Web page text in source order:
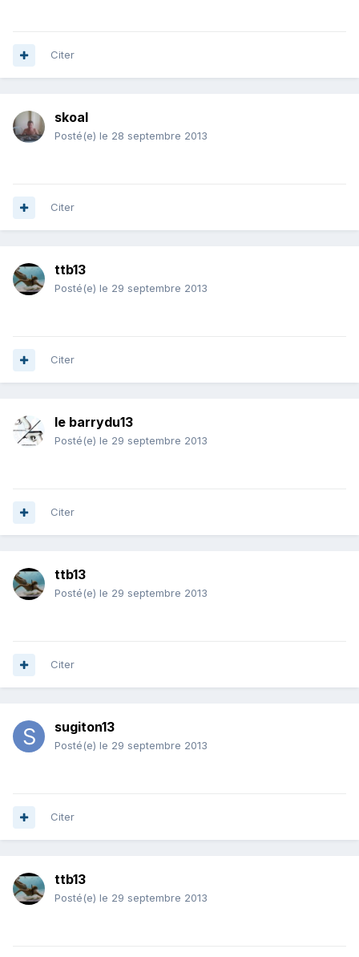
Citer
skoal
Posté(e) le 28 septembre 2013
Citer
ttb13
Posté(e) le 29 septembre 2013
Citer
le barrydu13
Posté(e) le 29 septembre 2013
Citer
ttb13
Posté(e) le 29 septembre 2013
Citer
sugiton13
Posté(e) le 29 septembre 2013
Citer
ttb13
Posté(e) le 29 septembre 2013